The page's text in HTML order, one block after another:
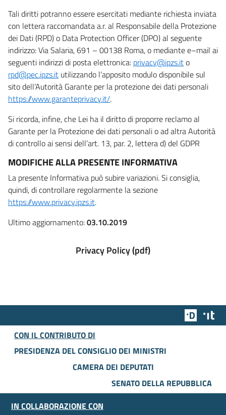
Tali diritti potranno essere esercitati mediante richiesta inviata
con lettera raccomandata a.r. al Responsabile della Protezione
dei Dati (RPD) o Data Protection Officer (DPO) al seguente
indirizzo: Via Salaria, 691 – 00138 Roma, o mediante e–mail ai
seguenti indirizzi di posta elettronica: privacy@ipzs.ito
rpd@pec.ipzs.it utilizzando l’apposito modulo disponibile sul
sito dell’Autorità Garante per la protezione dei dati personali
https://www.garanteprivacy.it/.
Si ricorda, infine, che Lei ha il diritto di proporre reclamo al
Garante per la Protezione dei dati personali o ad altra Autorità
di controllo ai sensi dell’art. 13, par. 2, lettera d) del GDPR
MODIFICHE ALLA PRESENTE INFORMATIVA
La presente Informativa può subire variazioni. Si consiglia,
quindi, di controllare regolarmente la sezione
https://www.privacy.ipzs.it.
Ultimo aggiornamento:03.10.2019
Privacy Policy (pdf)
Team
CON IL CONTRIBUTO DI
PRESIDENZA DEL CONSIGLIO DEI MINISTRI
CAMERA DEI DEPUTATI
SENATO DELLA REPUBBLICA
IN COLLABORAZIONE CON